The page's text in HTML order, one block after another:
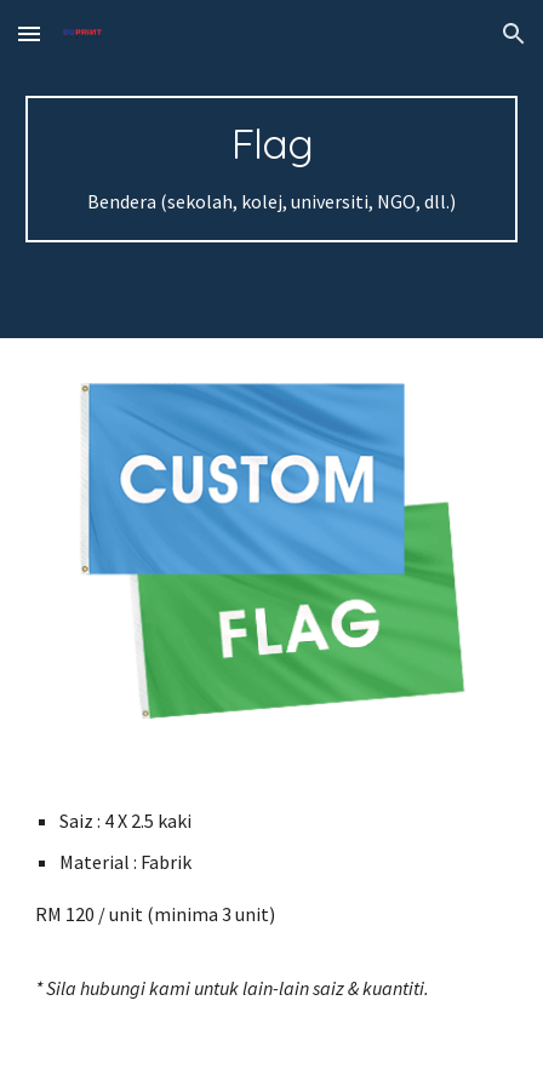
Skip to main content Skip to navigation
Flag
Bendera (sekolah, kolej, universiti, NGO, dll.)
Saiz : 4 X 2.5 kaki
Material : Fabrik
RM 120 / unit (minima 3 unit)
* Sila hubungi kami untuk lain-lain saiz & kuantiti.